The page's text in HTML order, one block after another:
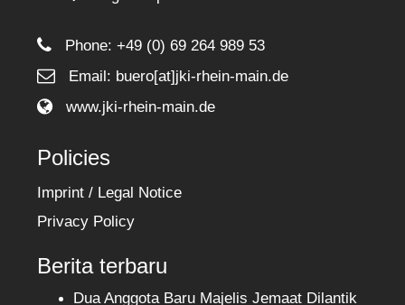
Phone:+49 (0) 69 264 989 53
Email: buero[at]jki-rhein-main.de
www.jki-rhein-main.de
Policies
Imprint / Legal Notice
Privacy Policy
Berita terbaru
Dua Anggota Baru Majelis Jemaat Dilantik